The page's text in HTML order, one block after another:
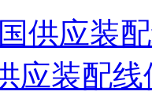
供应装
应装配线